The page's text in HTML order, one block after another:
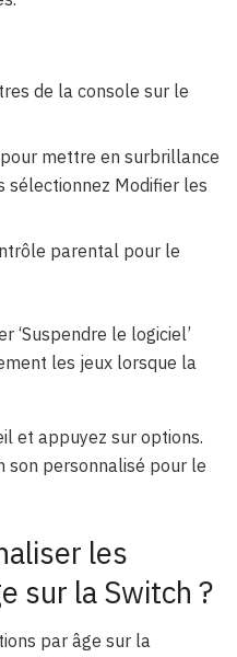
de la console sur le
mettre en surbrillance
sélectionnez Modifier les
parental pour le
‘Suspendre le logiciel’
les jeux lorsque la
et appuyez sur options.
son personnalisé pour le
les
sur la Switch ?
par âge sur la